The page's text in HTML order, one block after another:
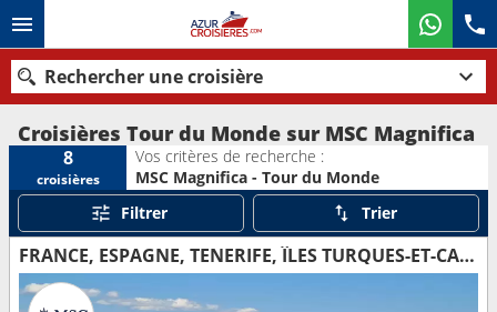
Rechercher une croisière
Nos destinations
Mois de départ
Ports
Croisières Tour du Monde sur MSC Magnifica
8
croisières
Vos critères de recherche :
MSC Magnifica - Tour du Monde
Filtrer
Trier
FRANCE, ESPAGNE, TENERIFE, ÎLES TURQUES-ET-CAÏQUES, BAHAMAS, PANAMA, ÉQUATEUR, PÉROU, CHILI, ROYAUME-UNI, TONGA, NOUVELLE-CALÉDONIE, NOUVELLE-ZÉLANDE, AUSTRALIE, INDONÉSIE, VIETNAM, THAÏLANDE, CAMBODG